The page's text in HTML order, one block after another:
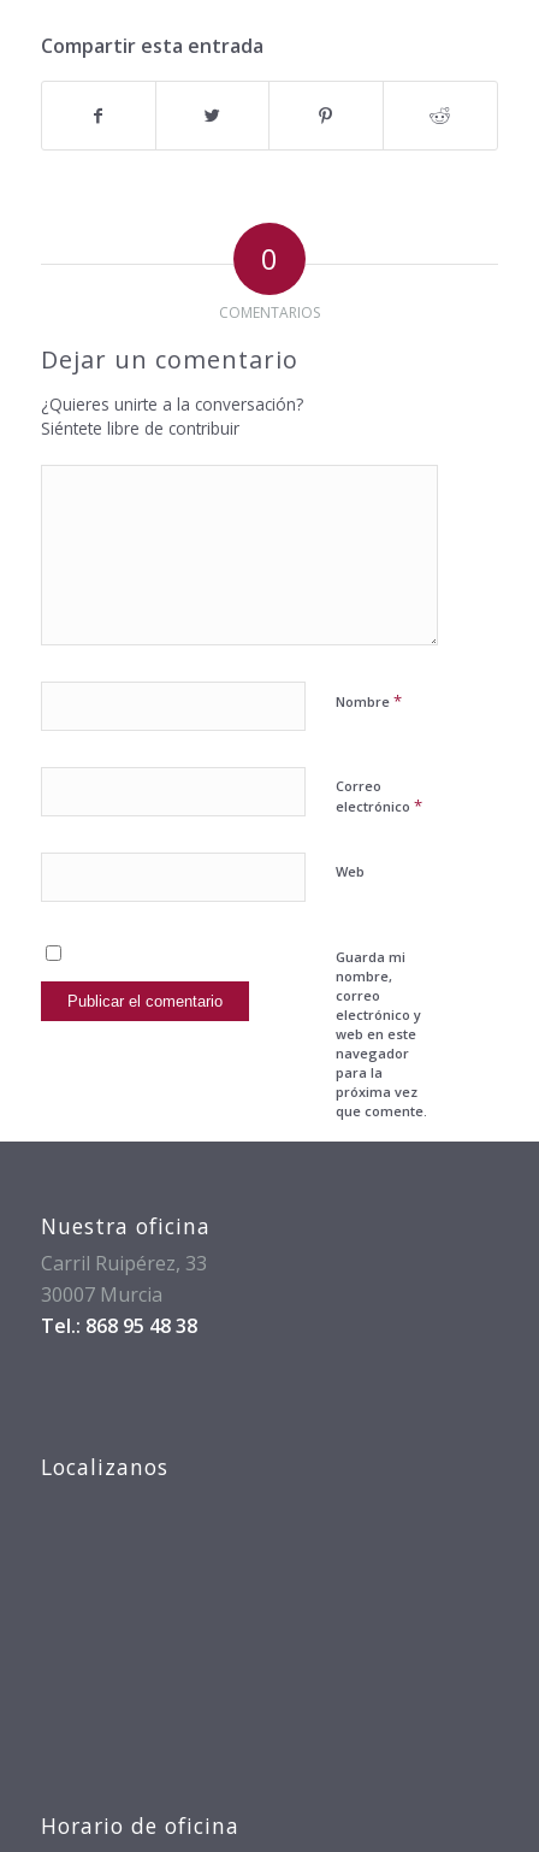
Compartir esta entrada
0
COMENTARIOS
Dejar un comentario
¿Quieres unirte a la conversación?
Siéntete libre de contribuir
Nombre *
Correo
electrónico *
Web
Guarda mi
nombre,
correo
electrónico y
web en este
navegador
para la
próxima vez
que comente.
Nuestra oficina
Carril Ruipérez, 33
30007 Murcia
Tel.: 868 95 48 38
Localizanos
Horario de oficina